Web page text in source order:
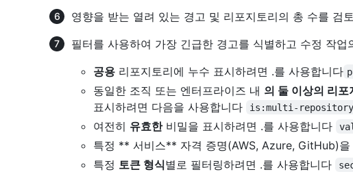
영향을 받는 열려 있는 경고 및 리포지토리의 총 수를 검
필터를 사용하여 가장 긴급한 경고를 식별하고 수정 작업
공용 리포지토리에 누수 표시하려면 .를 사용합니다
동일한 조직 또는 엔터프라이즈 내 의 둘 이상의 리포
표시하려면 다음을 사용합니다
is:multi-repository
여전히 유효한비밀을 표시하려면 .를 사용합니다
특정 ** 서비스** 자격 증명(AWS, Azure, GitHub)을
특정 토큰 형식별로 필터링하려면 .를 사용합니다